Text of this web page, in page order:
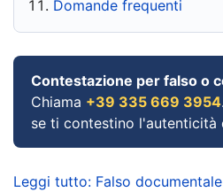
Domande frequenti
Contestazione per falso o
Chiama +39 335 669 3954
se ti contestino l'autenticità
Leggi tutto: Falso